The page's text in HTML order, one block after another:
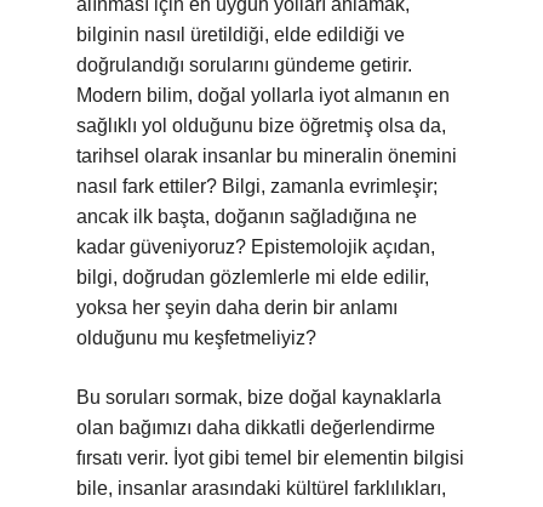
alınması için en uygun yolları anlamak,
bilginin nasıl üretildiği, elde edildiği ve
doğrulandığı sorularını gündeme getirir.
Modern bilim, doğal yollarla iyot almanın en
sağlıklı yol olduğunu bize öğretmiş olsa da,
tarihsel olarak insanlar bu mineralin önemini
nasıl fark ettiler? Bilgi, zamanla evrimleşir;
ancak ilk başta, doğanın sağladığına ne
kadar güveniyoruz? Epistemolojik açıdan,
bilgi, doğrudan gözlemlerle mi elde edilir,
yoksa her şeyin daha derin bir anlamı
olduğunu mu keşfetmeliyiz?
Bu soruları sormak, bize doğal kaynaklarla
olan bağımızı daha dikkatli değerlendirme
fırsatı verir. İyot gibi temel bir elementin bilgisi
bile, insanlar arasındaki kültürel farklılıkları,